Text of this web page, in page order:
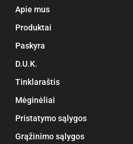
Apie mus
Produktai
Paskyra
D.U.K.
Tinklaraštis
Mėginėliai
Pristatymo sąlygos
Grąžinimo sąlygos